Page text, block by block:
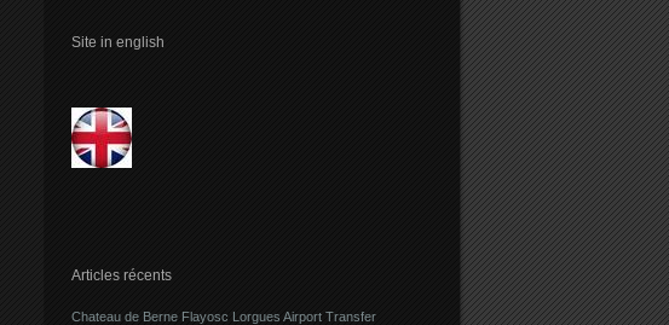
Site in english
Articles récents
Chateau de Berne Flayosc Lorgues Airport Transfer